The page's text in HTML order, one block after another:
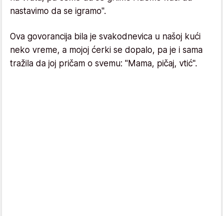
nastavimo da se igramo".
Ova govorancija bila je svakodnevica u našoj kući
neko vreme, a mojoj ćerki se dopalo, pa je i sama
tražila da joj pričam o svemu: "Mama, pičaj, vtić".